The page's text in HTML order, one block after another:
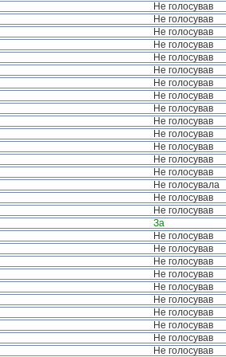
Не голосував
Не голосував
Не голосував
Не голосував
Не голосував
Не голосував
Не голосував
Не голосував
Не голосував
Не голосував
Не голосував
Не голосував
Не голосував
Не голосував
Не голосувала
Не голосував
Не голосував
За
Не голосував
Не голосував
Не голосував
Не голосував
Не голосував
Не голосував
Не голосував
Не голосував
Не голосував
Не голосував